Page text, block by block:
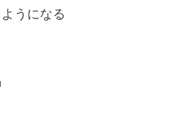
うになる